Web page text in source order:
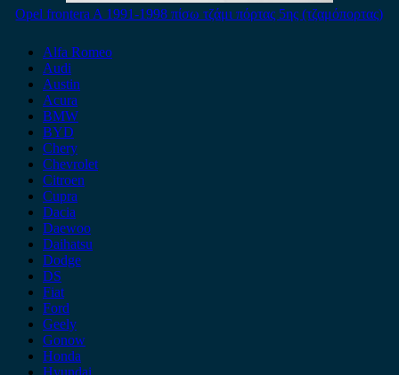
Opel frontera A 1991-1998 πίσω τζάμι πόρτας 5ης (τζαμόπορτας)
Alfa Romeo
Audi
Austin
Acura
BMW
BYD
Chery
Chevrolet
Citroen
Cupra
Dacia
Daewoo
Daihatsu
Dodge
DS
Fiat
Ford
Geely
Gonow
Honda
Hyundai